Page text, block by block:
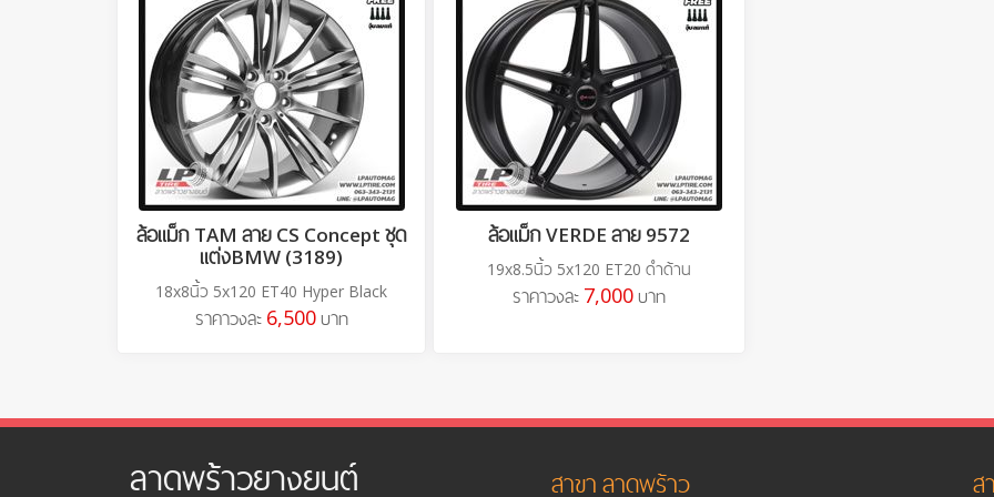
ล้อแม็ก TAM ลาย CS Concept ชุด
แต่งBMW (3189)
18x8นิ้ว 5x120 ET40 Hyper Black
ราคาวงละ 6,500บาท
ล้อแม็ก VERDE ลาย 9572
19x8.5นิ้ว 5x120 ET20 ดำด้าน
ราคาวงละ 7,000 บาท
ลาดพร้าวยางยนต์ สาขา ลาดพร้าว ส